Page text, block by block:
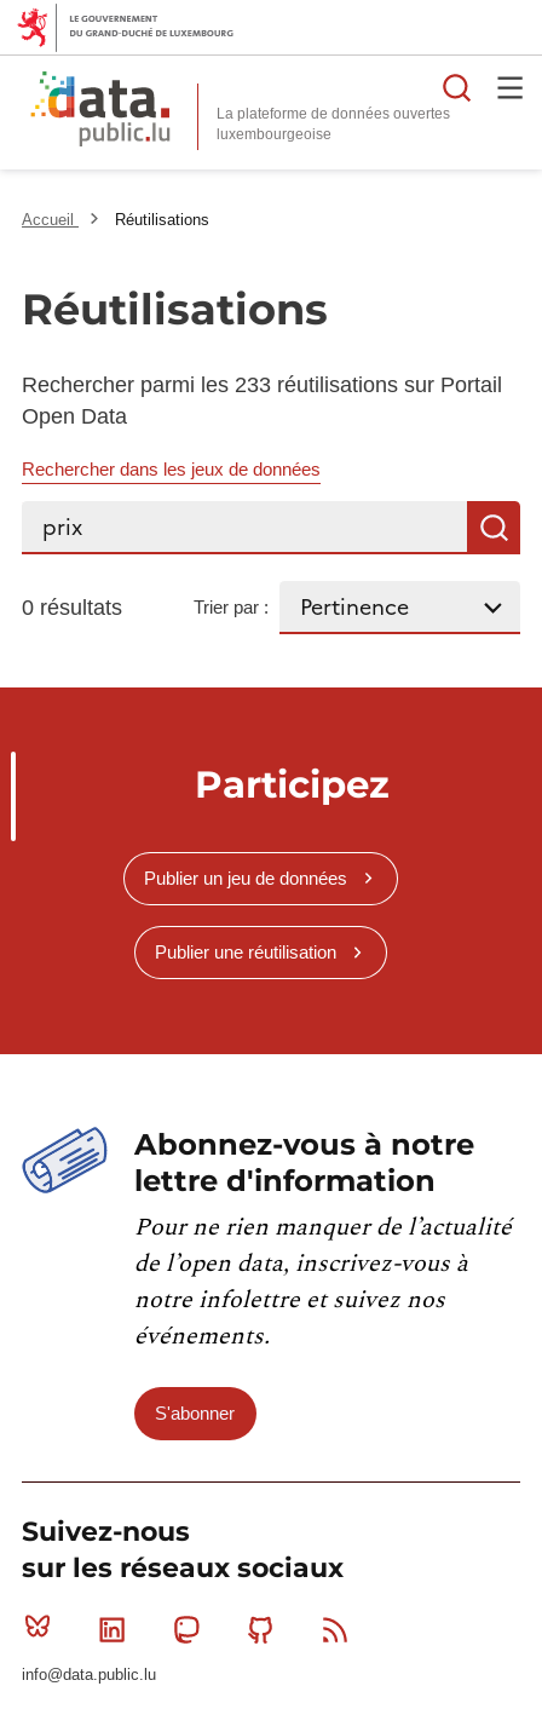
La plateforme de données ouvertes
Accueil Réutilisations
Réutilisations
Rechercher parmi les 233 réutilisations sur Portail
Open Data
Rechercher dans les jeux de données
Rechercher...
0 résultats Trier par :
Participez
Publier un jeu de données
Publier une réutilisation
Abonnez-vous à notre
lettre d'information
Pour ne rien manquer de l’actualité
de l’open data, inscrivez-vous à
notre infolettre et suivez nos
événements.
S'abonner
Suivez-nous
sur les réseaux sociaux
Bluesky Linkedin MastodonGithub
info@data.public.lu